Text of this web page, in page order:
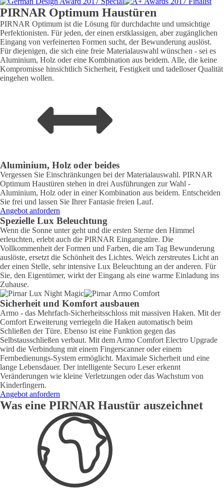
PIRNAR Optimum Haustüren
PIRNAR Optimum ist die Lösung für durchdachte und umsichtige
Perfektionisten. Für jeden, der einen erstklassigen, aber zugänglichen
Eingang von verfeinerten Formen sucht, der Bewunderung auslöst.
Für diejenigen, die sich eine freie Materialauswahl wünschen - sei es
Aluminium, Holz oder eine Kombination aus beidem. Alle, die keine
Kompromisse hinsichtlich Sicherheit, Festigkeit und tadelloser Qualität
eingehen wollen.
Aluminium, Holz oder beides
Vergessen Sie Einschränkungen bei der Materialauswahl. PIRNAR
Optimum Haustüren stehen in drei Ausführungen zur Wahl -
Aluminium, Holz oder in einer Kombination aus beidem. Entscheiden
Sie frei und lassen Sie Ihrer Fantasie freien Lauf.
Angebot anfordern
Spezielle Lux Beleuchtung
Wenn die Sonne unter geht und die ersten Sterne den Himmel
erleuchten, erlebt auch die PIRNAR Eingangstüre. Die
Vollkommenheit der Formen und Farben, die am Tag Bewunderung
auslöste, ersetzt die Schönheit des Lichtes. Weich zerstreutes Licht an
der einen Stelle, sehr intensive Lux Beleuchtung an der anderen. Für
Sie, den Eigentümer, wirkt der Eingang als eine warme Einladung ins
Zuhause.
Sicherheit und Komfort ausbauen
Armo - das Mehrfach-Sicherheitsschloss mit massiven Haken. Mit der
Comfort Erweiterung verriegeln die Haken automatisch beim
Schließen der Türe. Ebenso ist eine Funktion gegen das
Selbstausschließen verbaut. Mit dem Armo Comfort Electro Upgrade
wird die Verbindung mit einem Fingerscanner oder einem
Fernbedienungs-System ermöglicht. Maximale Sicherheit und eine
lange Lebensdauer. Der intelligente Securo Leser erkennt
Veränderungen wie kleine Verletzungen oder das Wachstum von
Kinderfingern.
Angebot anfordern
Was eine PIRNAR Haustür auszeichnet